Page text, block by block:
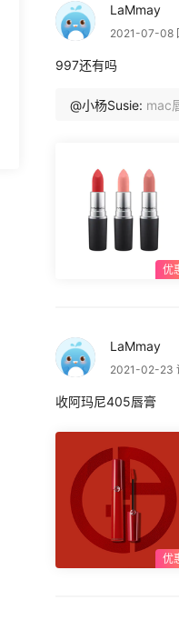
LaMmay
2021-07-08
997还有吗
@小杨Susie: mac
LaMmay
2021-02-23
收阿玛尼405唇膏